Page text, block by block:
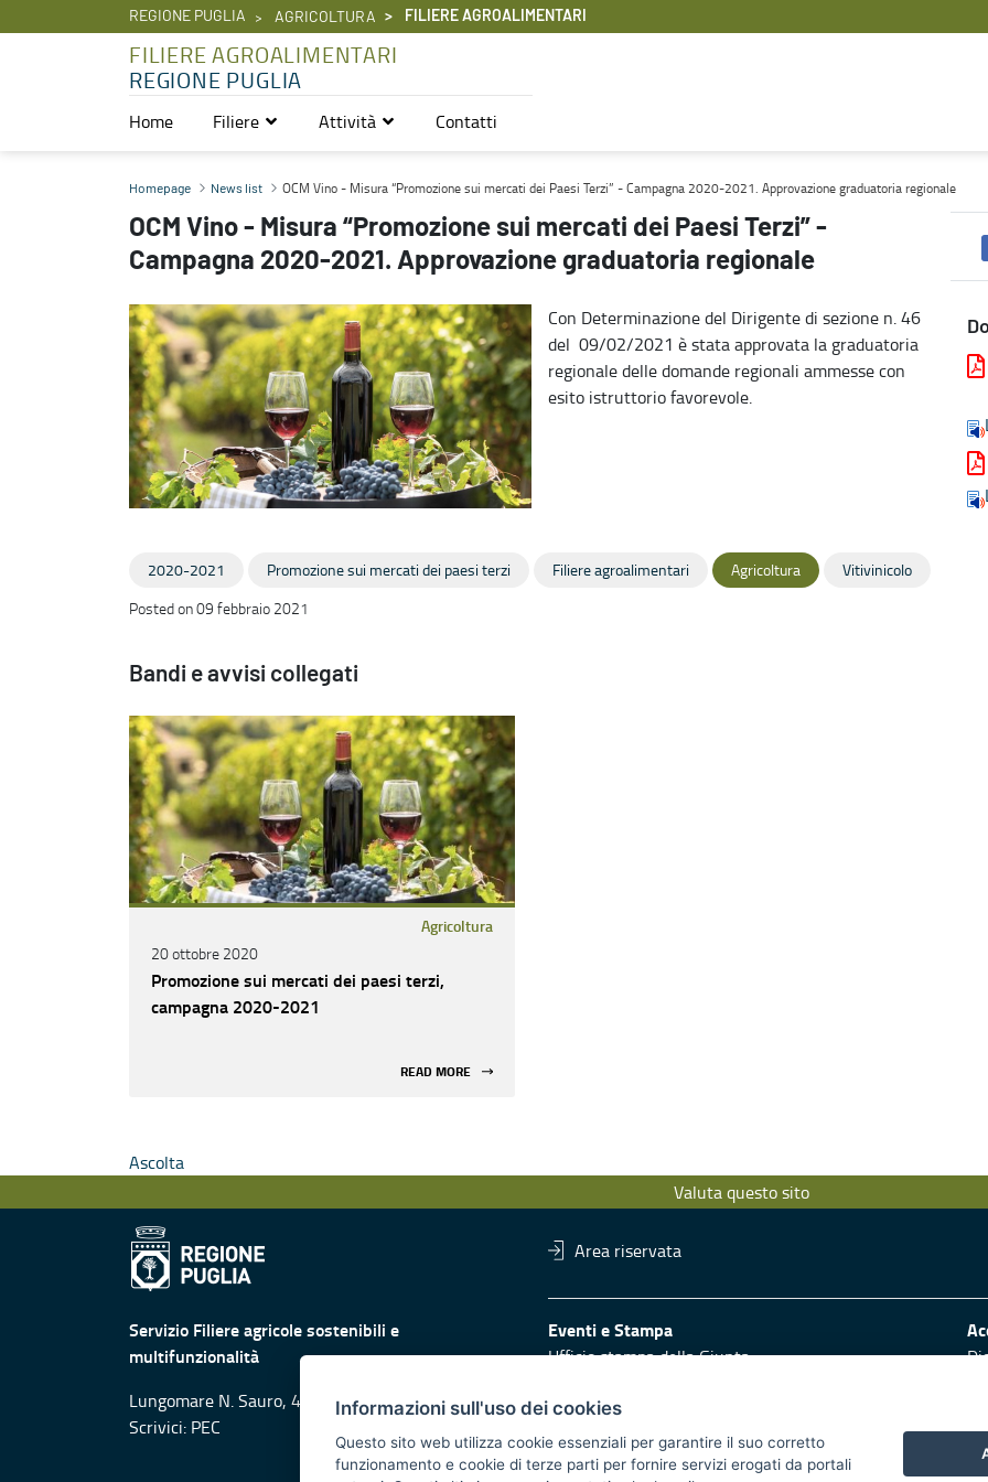
REGIONE PUGLIA AGRICOLTURA FILIERE AGROALIMENTARI
FILIERE AGROALIMENTARI
REGIONE PUGLIA
Home Filiere Attività Contatti
OCM Vino - Misura “Promozione sui mercati dei Paesi Terzi” - Campagna 2020-2021. Approvazione graduatoria regionale - Filiere
Homepage News list OCM Vino - Misura “Promozione sui mercati dei Paesi Terzi” - Campagna 2020-2021. Approvazione graduatoria regionale
OCM Vino - Misura “Promozione sui mercati dei Paesi Terzi” -
Campagna 2020-2021. Approvazione graduatoria regionale
Con Determinazione del Dirigente di sezione n. 46
del 09/02/2021 è stata approvata la graduatoria
regionale delle domande regionali ammesse con
esito istruttorio favorevole.
2020-2021 Promozione sui mercati dei paesi terzi Filiere agroalimentari Agricoltura
Vitivinicolo
Posted on 09 febbraio 2021
Bandi e avvisi collegati
Agricoltura
20 ottobre 2020
Promozione sui mercati dei paesi terzi,
campagna 2020-2021
READ MORE
Ascolta
Valuta questo sito
Area riservata
Servizio Filiere agricole sostenibili e
multifunzionalità
Lungomare N. Sauro, 45-47 - 70121 Bari
Scrivici: PEC
Eventi e Stampa
Ufficio stampa della Giunta
Logo e identità regionale
Redazione
Responsabili di pubblicazione
Informazioni sull'uso dei cookies
Questo sito web utilizza cookie essenziali per garantire il suo corretto
funzionamento e cookie di terze parti per fornire servizi erogati da portali